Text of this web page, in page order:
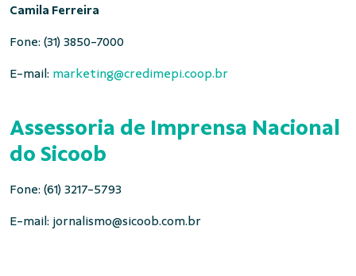
Camila Ferreira
Fone: (31) 3850-7000
E-mail: marketing@credimepi.coop.br
Assessoria de Imprensa Nacional
do Sicoob
Fone: (61) 3217-5793
E-mail: jornalismo@sicoob.com.br